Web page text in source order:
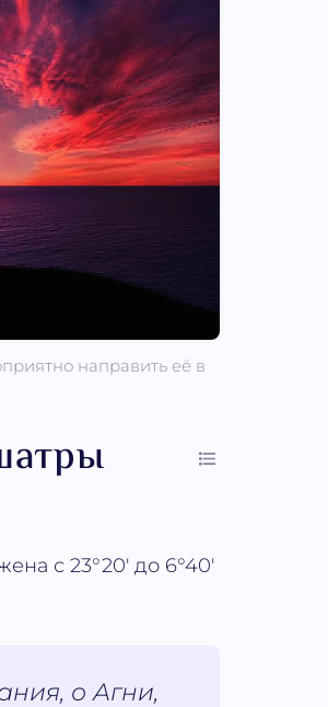
направить её в
с 23°20' до 6°40'
о Агни,